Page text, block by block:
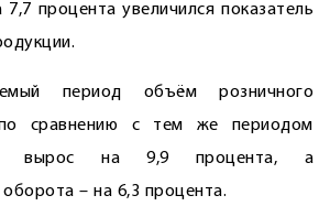
процента увеличился показатель
период объём розничного
сравнению с тем же периодом
вырос на 9,9 процента, а
– на 6,3 процента.